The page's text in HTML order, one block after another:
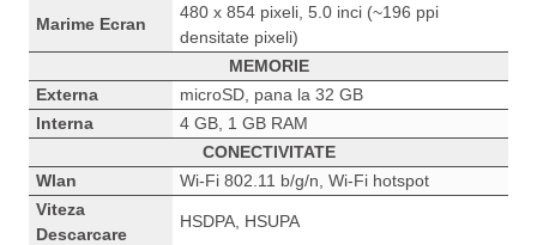
Marime Ecran
480 x 854 pixeli, 5.0 inci (~196 ppi
densitate pixeli)
MEMORIE
Externa
microSD, pana la 32 GB
Interna
4 GB, 1 GB RAM
CONECTIVITATE
Wlan
Wi-Fi 802.11 b/g/n, Wi-Fi hotspot
Viteza
Descarcare
HSDPA, HSUPA